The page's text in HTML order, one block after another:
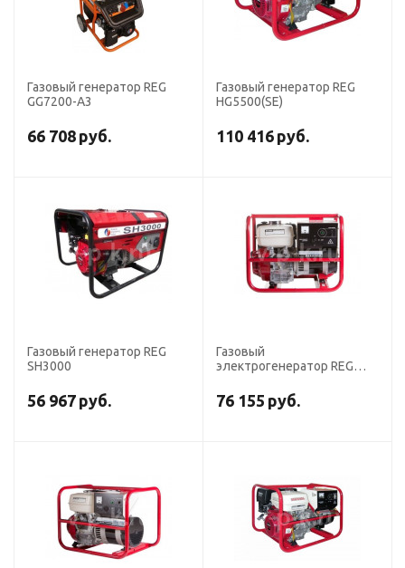
Газовый генератор REG
GG7200-A3
66 708 руб.
Газовый генератор REG
HG5500(SE)
110 416 руб.
Газовый генератор REG
SH3000
56 967 руб.
Газовый
электрогенератор REG
76 155 руб.